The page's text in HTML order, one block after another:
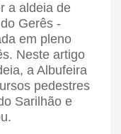
a aldeia de
Gerês -
em pleno
Neste artigo
a Albufeira
pedestres
Sarilhão e